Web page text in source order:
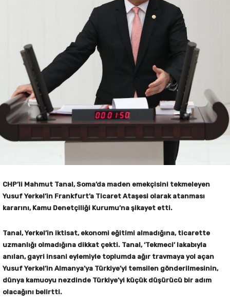
CHP’li Mahmut Tanal, Soma’da maden emekçisini tekmeleyen
Yusuf Yerkel’in Frankfurt’a Ticaret Ataşesi olarak atanması
kararını, Kamu Denetçiliği Kurumu’na şikayet etti.
Tanal, Yerkel’in iktisat, ekonomi eğitimi almadığına, ticarette
uzmanlığı olmadığına dikkat çekti. Tanal, ‘Tekmeci’ lakabıyla
anılan, gayri insani eylemiyle toplumda ağır travmaya yol açan
Yusuf Yerkel’in Almanya’ya Türkiye’yi temsilen gönderilmesinin,
dünya kamuoyu nezdinde Türkiye’yi küçük düşürücü bir adım
olacağını belirtti.